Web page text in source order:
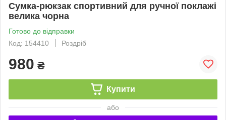
Сумка-рюкзак спортивний для ручної поклажі
велика чорна
Готово до відправки
Код: 154410
Роздріб
980 ₴
Купити
або